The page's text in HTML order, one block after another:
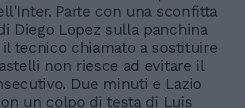
Parte con una sconfitta
Diego Lopez sulla panchina
tecnico chiamato a sostituire
non riesce ad evitare il
Due minuti e Lazio
un colpo di testa di Luis